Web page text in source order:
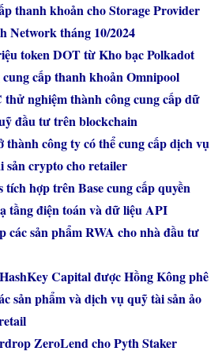
thanh khoản cho Storage Provider
Network tháng 10/2024
token DOT từ Kho bạc Polkadot
cung cấp thanh khoản Omnipool
nghiệm thành công cung cấp dữ
đầu tư trên blockchain
công ty có thể cung cấp dịch vụ
sản crypto cho retailer
hợp trên Base cung cấp quyền
tầng điện toán và dữ liệu API
các sản phẩm RWA cho nhà đầu tư
Capital được Hồng Kông phê
sản phẩm và dịch vụ quỹ tài sản ảo
ZeroLend cho Pyth Staker